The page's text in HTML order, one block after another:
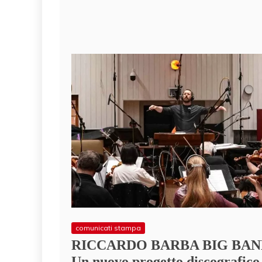
comunicati stampa
RICCARDO BARBA BIG